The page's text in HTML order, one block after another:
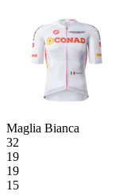
Maglia Bianca
32
19
19
15